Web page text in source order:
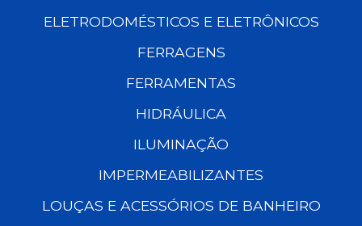
ELETRODOMÉSTICOS E ELETRÔNICOS
FERRAGENS
FERRAMENTAS
HIDRÁULICA
ILUMINAÇÃO
IMPERMEABILIZANTES
LOUÇAS E ACESSÓRIOS DE BANHEIRO